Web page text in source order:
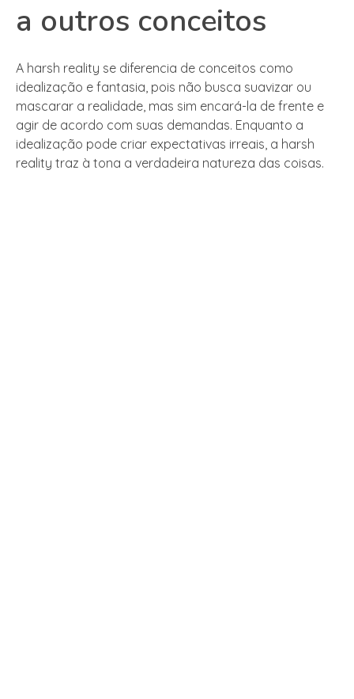
a outros conceitos
A harsh reality se diferencia de conceitos como
idealização e fantasia, pois não busca suavizar ou
mascarar a realidade, mas sim encará-la de frente e
agir de acordo com suas demandas. Enquanto a
idealização pode criar expectativas irreais, a harsh
reality traz à tona a verdadeira natureza das coisas.